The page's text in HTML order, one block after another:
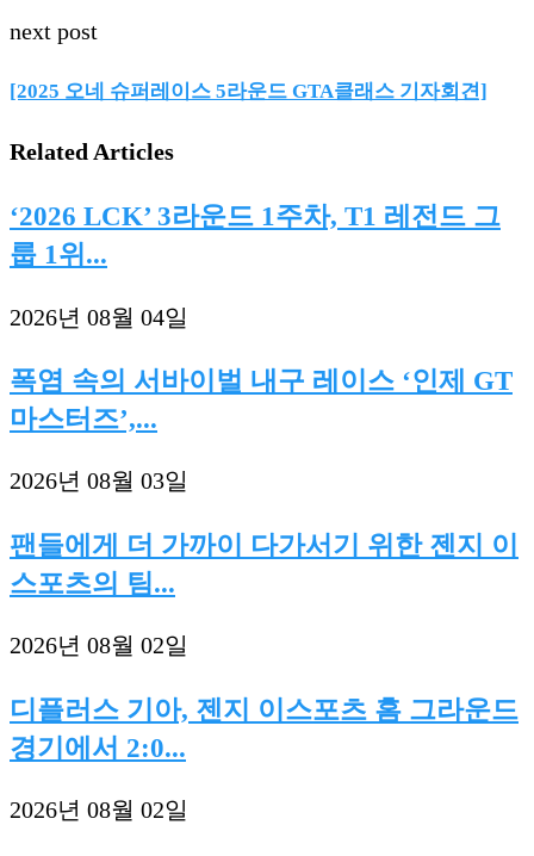
next post
[2025 오네 슈퍼레이스 5라운드 GTA클래스 기자회견]
Related Articles
‘2026 LCK’ 3라운드 1주차, T1 레전드 그
룹 1위...
2026년 08월 04일
폭염 속의 서바이벌 내구 레이스 ‘인제 GT
마스터즈’,...
2026년 08월 03일
팬들에게 더 가까이 다가서기 위한 젠지 이
스포츠의 팀...
2026년 08월 02일
디플러스 기아, 젠지 이스포츠 홈 그라운드
경기에서 2:0...
2026년 08월 02일